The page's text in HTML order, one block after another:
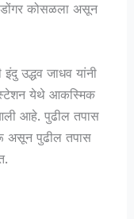
डोंगर कोसळला असून
इंदु उद्धव जाधव यांनी
स्टेशन येथे आकस्मिक
आहे. पुढील तपास
सुरू असून पुढील तपास